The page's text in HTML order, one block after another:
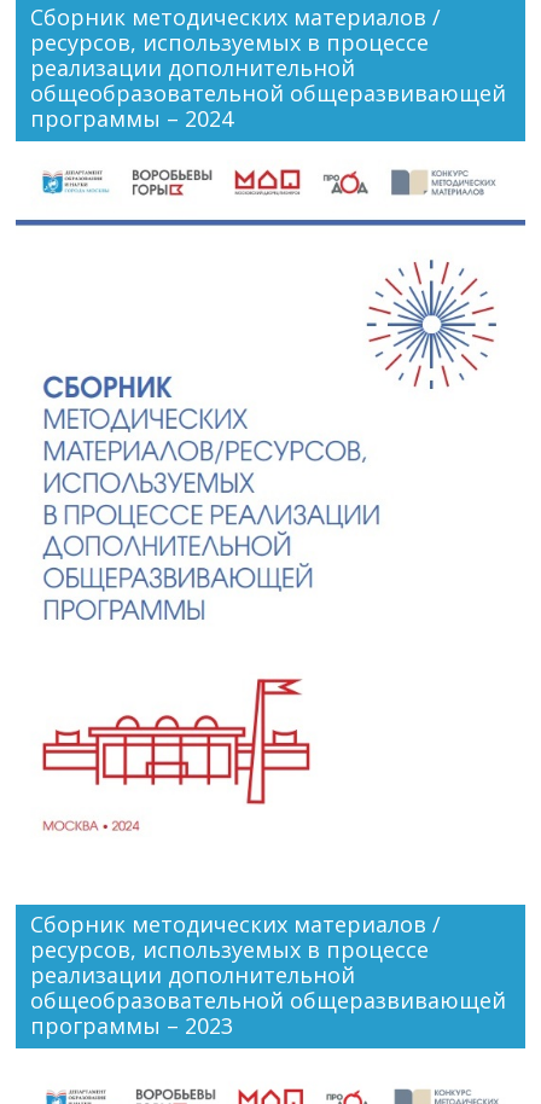
Сборник методических материалов /
ресурсов, используемых в процессе
реализации дополнительной
общеобразовательной общеразвивающей
программы – 2024
Сборник методических материалов /
ресурсов, используемых в процессе
реализации дополнительной
общеобразовательной общеразвивающей
программы – 2023